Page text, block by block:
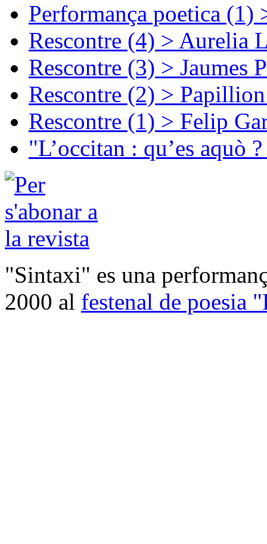
Performança poetica (1)
Rescontre (4) > Aurelia
Rescontre (3) > Jaumes
Rescontre (2) >
Rescontre (1) > Felip
"L’occitan : qu’es aquò
"Sintaxi" es una
2000 al festenal de poesia